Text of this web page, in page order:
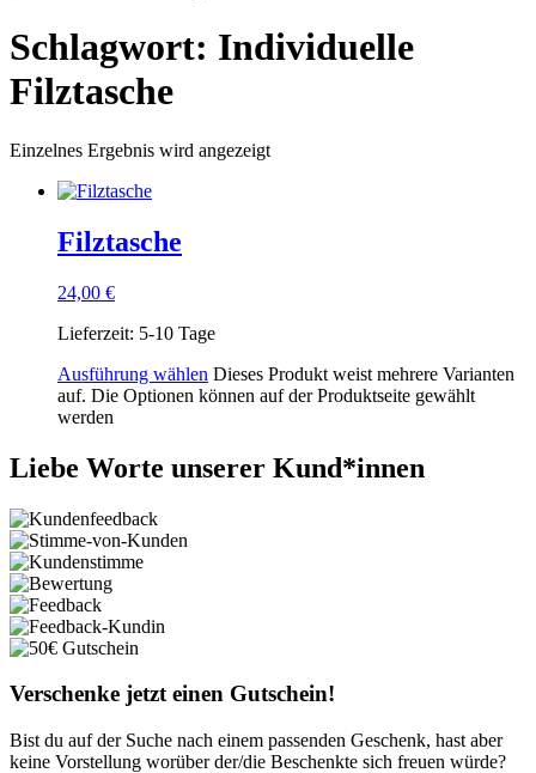
Schlagwort: Individuelle
Filztasche
Einzelnes Ergebnis wird angezeigt
Filztasche
24,00 €
Lieferzeit: 5-10 Tage
Ausführung wählen Dieses Produkt weist mehrere Varianten
auf. Die Optionen können auf der Produktseite gewählt
werden
Liebe Worte unserer Kund*innen
Verschenke jetzt einen Gutschein!
Bist du auf der Suche nach einem passenden Geschenk, hast aber
keine Vorstellung worüber der/die Beschenkte sich freuen würde?